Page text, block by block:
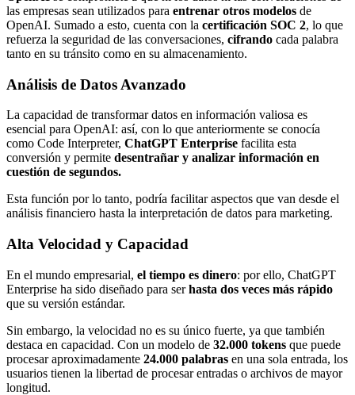
las empresas sean utilizados para entrenar otros modelos de
OpenAI. Sumado a esto, cuenta con la certificación SOC 2, lo que
refuerza la seguridad de las conversaciones, cifrando cada palabra
tanto en su tránsito como en su almacenamiento.
Análisis de Datos Avanzado
La capacidad de transformar datos en información valiosa es
esencial para OpenAI: así, con lo que anteriormente se conocía
como Code Interpreter, ChatGPT Enterprise facilita esta
conversión y permite desentrañar y analizar información en
cuestión de segundos.
Esta función por lo tanto, podría facilitar aspectos que van desde el
análisis financiero hasta la interpretación de datos para marketing.
Alta Velocidad y Capacidad
En el mundo empresarial, el tiempo es dinero: por ello, ChatGPT
Enterprise ha sido diseñado para serhasta dos veces más rápido
que su versión estándar.
Sin embargo, la velocidad no es su único fuerte, ya que también
destaca en capacidad. Con un modelo de 32.000 tokens que puede
procesar aproximadamente 24.000 palabras en una sola entrada, los
usuarios tienen la libertad de procesar entradas o archivos de mayor
longitud.